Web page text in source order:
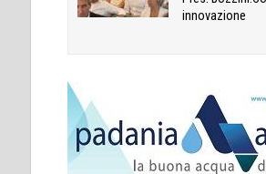
innovazione